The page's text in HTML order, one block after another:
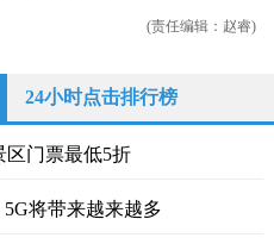
(责任编辑：赵睿)
24小时点击排行榜
区门票最低5折
将带来越来越多